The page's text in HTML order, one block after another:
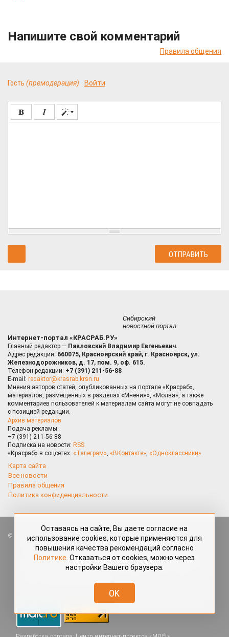
Напишите свой комментарий
Правила общения
Гость (премодерация) Войти
Сибирский
новостной портал
Интернет-портал «КРАСРАБ.РУ»
Главный редактор — Павловский Владимир Евгеньевич.
Адрес редакции: 660075, Красноярский край, г. Красноярск, ул.
Железнодорожников, д. 17, пом. 9, оф. 615.
Телефон редакции: +7 (391) 211-56-88
E-mail: redaktor@krasrab.krsn.ru
Мнения авторов статей, опубликованных на портале «Красраб»,
материалов, размещённых в разделах «Мнения», «Молва», а также
комментариев пользователей к материалам сайта могут не совпадать
с позицией редакции.
Архив материалов
Подача рекламы:
+7 (391) 211-56-88
Подписка на новости: RSS
«Красраб» в соцсетях: «Телеграм», «ВКонтакте», «Одноклассники»
Карта сайта
Все новости
Правила общения
Политика конфиденциальности
Все права защищены. Любые материалы, размещённые на портале
«Красраб.ру» сотрудниками редакции, нештатными авторами
и читателями, являются объектами авторского права. Полное или
частичное использование материалов, размещённых на портале
«Красраб.ру», допускается только с письменного согласия редакции
redaktor@krasrab.krsn.ru.
Оставаясь на сайте, Вы даете согласие на
использование cookies, которые применяются для
повышения качества рекомендаций согласно
Политике . Отказаться от cookies, можно через
настройки Вашего браузера.
OK